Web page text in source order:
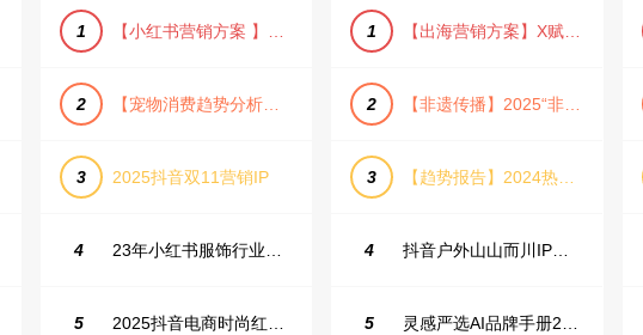
1 【小红书营销方案 】2025小红书节日大促节点大促IP营销方案
2 【宠物消费趋势分析方案】2025年宠物市场消费报告（创意风/橙色风/数据驱动）
3 2025抖音双11营销IP
4 23年小红书服饰行业蒲公英投放指南
5 2025抖音电商时尚红人之书
1 【出海营销方案】X赋能全球决策链成就中国科技品牌2025年营销方案（PDF格式）
2 【非遗传播】2025“非遗融入现代生活”互联网平台助力非遗传播与消费专题报告（PDF格式）
3 【趋势报告】2024热议话题人群新趋势分析
4 抖音户外山山而川IP整合营销方案
5 灵感严选AI品牌手册2025_9.0（下载原件更清晰）